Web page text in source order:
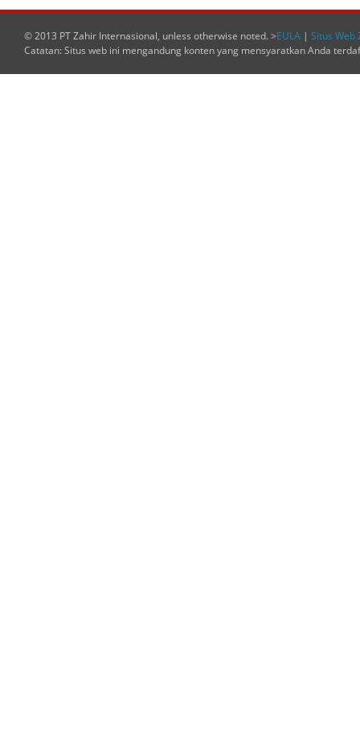
© 2013 PT Zahir Internasional, unless otherwise noted. >EULA | Situs Web
Catatan: Situs web ini mengandung konten yang mensyaratkan Anda